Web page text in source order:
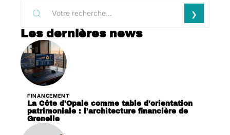
Les dernières news
FINANCEMENT
La Côte d’Opale comme table d’orientation
patrimoniale : l’architecture financière de
Grenelle